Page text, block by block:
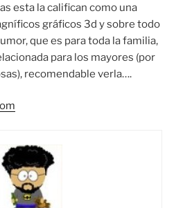
esta la califican como una
gráficos 3d y sobre todo
que es para toda la familia,
para los mayores (por
recomendable verla….